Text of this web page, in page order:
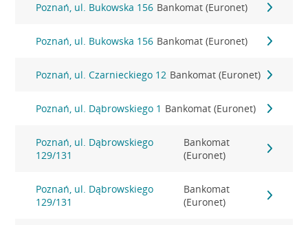
Poznań, ul. Bukowska 156 Bankomat (Euronet)
Poznań, ul. Bukowska 156 Bankomat (Euronet)
Poznań, ul. Czarnieckiego 12 Bankomat (Euronet)
Poznań, ul. Dąbrowskiego 1 Bankomat (Euronet)
Poznań, ul. Dąbrowskiego
129/131
Bankomat
(Euronet)
Poznań, ul. Dąbrowskiego
129/131
Bankomat
(Euronet)